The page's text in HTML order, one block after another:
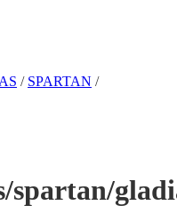
/ SPARTAN /
spartan/